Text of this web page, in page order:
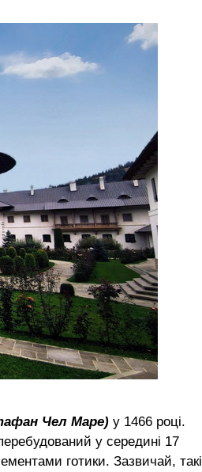
Чел Маре) у 1466 році.
у середині 17
готики. Зазвичай, такі